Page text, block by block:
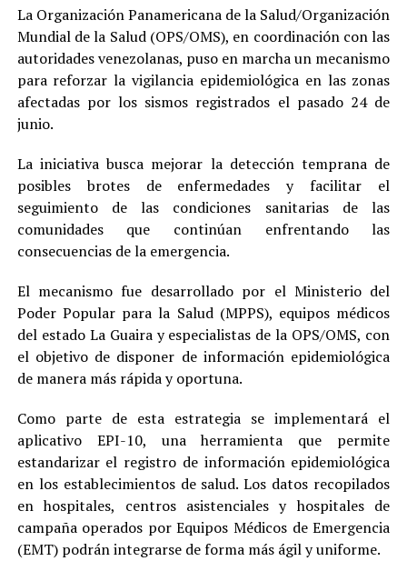
La Organización Panamericana de la Salud/Organización
Mundial de la Salud (OPS/OMS), en coordinación con las
autoridades venezolanas, puso en marcha un mecanismo
para reforzar la vigilancia epidemiológica en las zonas
afectadas por los sismos registrados el pasado 24 de
junio.
La iniciativa busca mejorar la detección temprana de
posibles brotes de enfermedades y facilitar el
seguimiento de las condiciones sanitarias de las
comunidades que continúan enfrentando las
consecuencias de la emergencia.
El mecanismo fue desarrollado por el Ministerio del
Poder Popular para la Salud (MPPS), equipos médicos
del estado La Guaira y especialistas de la OPS/OMS, con
el objetivo de disponer de información epidemiológica
de manera más rápida y oportuna.
Como parte de esta estrategia se implementará el
aplicativo EPI-10, una herramienta que permite
estandarizar el registro de información epidemiológica
en los establecimientos de salud. Los datos recopilados
en hospitales, centros asistenciales y hospitales de
campaña operados por Equipos Médicos de Emergencia
(EMT) podrán integrarse de forma más ágil y uniforme.